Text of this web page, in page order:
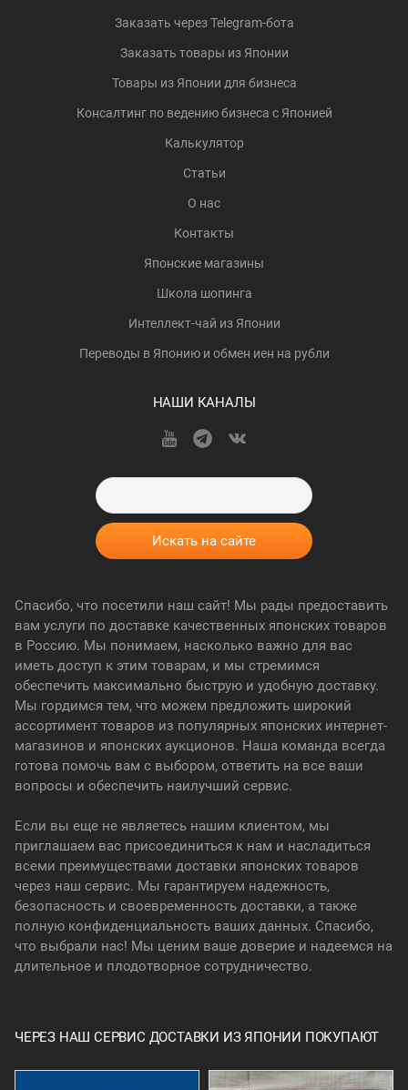
Заказать через Telegram-бота
Заказать товары из Японии
Товары из Японии для бизнеса
Консалтинг по ведению бизнеса с Японией
Калькулятор
Статьи
О нас
Контакты
Японские магазины
Школа шопинга
Интеллект-чай из Японии
Переводы в Японию и обмен иен на рубли
НАШИ КАНАЛЫ
Спасибо, что посетили наш сайт! Мы рады предоставить
вам услуги по доставке качественных японских товаров
в Россию. Мы понимаем, насколько важно для вас
иметь доступ к этим товарам, и мы стремимся
обеспечить максимально быструю и удобную доставку.
Мы гордимся тем, что можем предложить широкий
ассортимент товаров из популярных японских интернет-
магазинов и японских аукционов. Наша команда всегда
готова помочь вам с выбором, ответить на все ваши
вопросы и обеспечить наилучший сервис.
Если вы еще не являетесь нашим клиентом, мы
приглашаем вас присоединиться к нам и насладиться
всеми преимуществами доставки японских товаров
через наш сервис. Мы гарантируем надежность,
безопасность и своевременность доставки, а также
полную конфиденциальность ваших данных. Спасибо,
что выбрали нас! Мы ценим ваше доверие и надеемся на
длительное и плодотворное сотрудничество.
ЧЕРЕЗ НАШ СЕРВИС ДОСТАВКИ ИЗ ЯПОНИИ ПОКУПАЮТ